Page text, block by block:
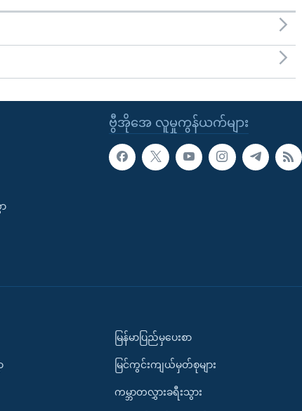
ဗွီအိုအေ လူမှုကွန်ယက်များ
မြန်မာပြည်မှပေးစာ
မြင်ကွင်းကျယ်မှတ်စုများ
ကမ္ဘာတလွှားခရီးသွား